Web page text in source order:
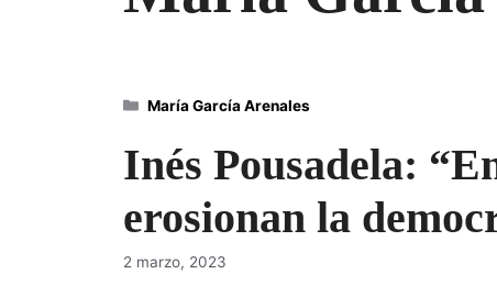
Inés Pousadela:
erosionan la
2 marzo, 2023
Categorías
María García Arenales